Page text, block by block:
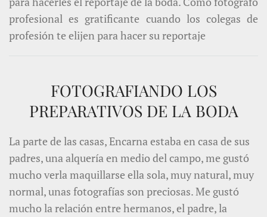
profesional es gratificante cuando los colegas de
profesión te elijen para hacer su reportaje
FOTOGRAFIANDO LOS
PREPARATIVOS DE LA BODA
La parte de las casas, Encarna estaba en casa de sus
padres, una alquería en medio del campo, me gustó
mucho verla maquillarse ella sola, muy natural, muy
normal, unas fotografías son preciosas. Me gustó
mucho la relación entre hermanos, el padre, la